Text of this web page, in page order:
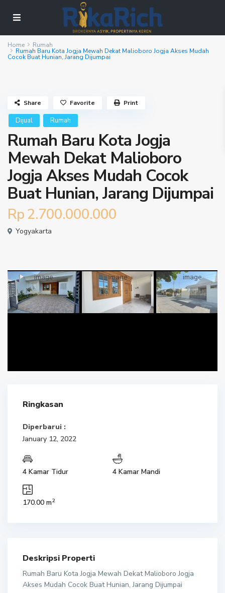
Home Rumah
Rumah Baru Kota Jogja Mewah Dekat Malioboro Jogja Akses Mudah
Cocok Buat Hunian, Jarang Dijumpai
Dijual Rumah
Rumah Baru Kota Jogja
Mewah Dekat Malioboro
Jogja Akses Mudah Cocok
Buat Hunian, Jarang Dijumpai
Rp 2.700.000.000
Yogyakarta
Share Favorite Print
Ringkasan
Diperbarui :
January 12, 2022
4 Kamar Tidur 4 Kamar Mandi
170.00 m2
Deskripsi Properti
Rumah Baru Kota Jogja Mewah Dekat Malioboro Jogja
Akses Mudah Cocok Buat Hunian, Jarang Dijumpai